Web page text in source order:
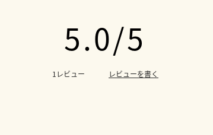
5.0
1レビュー レビューを書く